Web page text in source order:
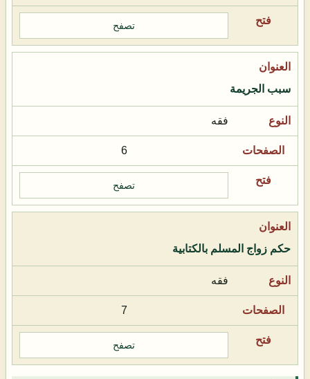
تصفح
سبب الجريمة
فقه
6
تصفح
حكم زواج المسلم بالكتابية
فقه
7
تصفح